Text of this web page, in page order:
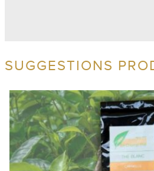
SUGGESTIONS